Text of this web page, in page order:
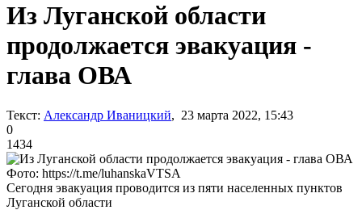
Из Луганской области
продолжается эвакуация -
глава ОВА
Текст: Александр Иваницкий, 23 марта 2022, 15:43
0
1434
Фото: https://t.me/luhanskaVTSA
Сегодня эвакуация проводится из пяти населенных пунктов
Луганской области